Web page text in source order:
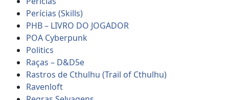
Perícias (Skills)
PHB – LIVRO DO JOGADOR
POA Cyberpunk
Politics
Raças – D&D5e
Rastros de Cthulhu (Trail of Cthulhu)
Ravenloft